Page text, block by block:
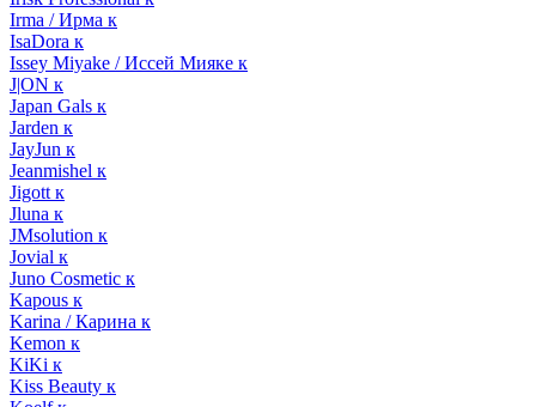
Irma / Ирма к
IsaDora к
Issey Miyake / Иссей Мияке к
J|ON к
Japan Gals к
Jarden к
JayJun к
Jeanmishel к
Jigott к
Jluna к
JMsolution к
Jovial к
Juno Cosmetic к
Kapous к
Karina / Карина к
Kemon к
KiKi к
Kiss Beauty к